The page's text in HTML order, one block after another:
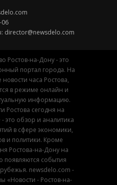
06
director@newsdelo.com
Ростов-на-Дону - это
портал города. На
новости часа Ростова,
в режиме онлайн и
информацию.
Ростова сегодня на
это обзор и аналитика
в сфере экономики,
и политики. Кроме
Ростова-на-Дону на
появляются события
newsdelo.com -
«Новости - Ростов-на-